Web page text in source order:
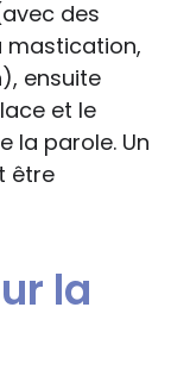
des
mastication,
ensuite
et le
la parole. Un
être
la